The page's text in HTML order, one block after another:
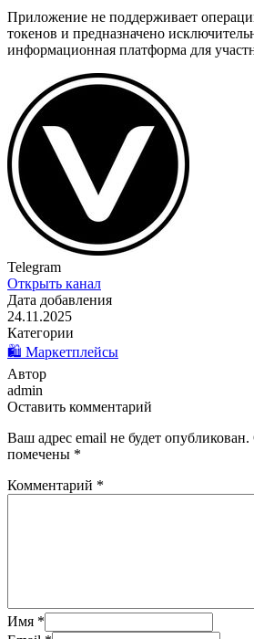
Приложение не поддерживает
токенов и предназначено
информационная платформа для
Telegram
Открыть канал
Дата добавления
24.11.2025
Категории
🛍️ Маркетплейсы
Автор
admin
Оставить комментарий
Ваш адрес email не будет опубликован.
помечены *
Комментарий *
Имя *